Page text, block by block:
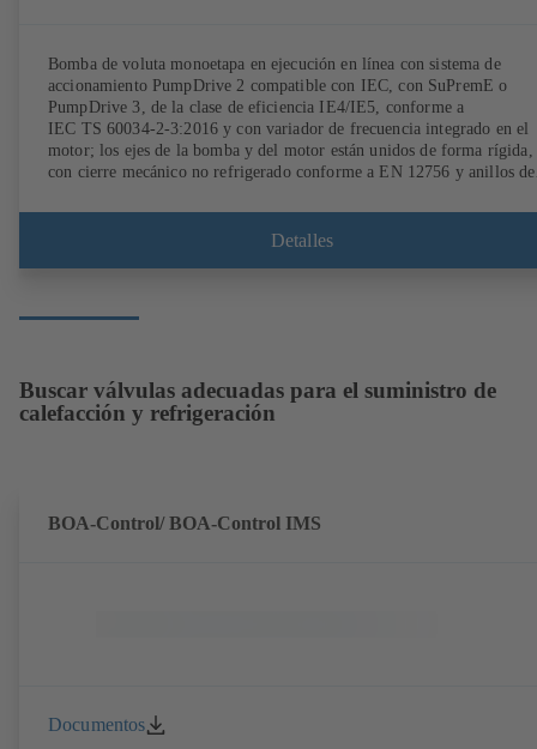
Bomba de voluta monoetapa en ejecución en línea con sistema de
accionamiento PumpDrive 2 compatible con IEC, con SuPremE o
PumpDrive 3, de la clase de eficiencia IE4/IE5, conforme a
IEC TS 60034-2-3:2016 y con variador de frecuencia integrado en el
motor; los ejes de la bomba y del motor están unidos de forma rígida,
con cierre mecánico no refrigerado conforme a EN 12756 y anillos de
Los puntos de montaje son conformes a IEC 60072; las dimensiones
la superficie envolvente son conformes a DIN V 42673 (07-2011).
Detalles
Buscar válvulas adecuadas para el suministro de
calefacción y refrigeración
BOA-Control/ BOA‑Control IMS
Documentos